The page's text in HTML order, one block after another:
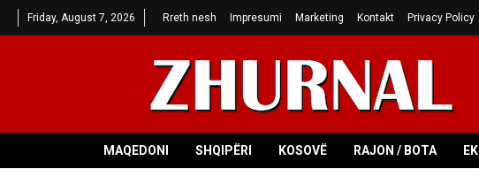
Friday, August 7, 2026 Rreth nesh Impresumi Marketing Kontakt Privacy Policy
MAQEDONI SHQIPËRI KOSOVË RAJON / BOTA